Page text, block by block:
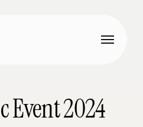
Menu
Event 2024